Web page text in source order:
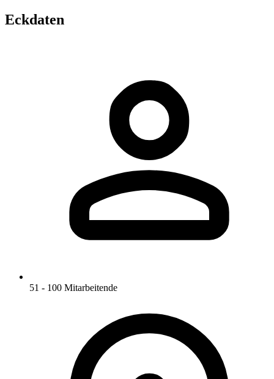
Eckdaten
51 - 100 Mitarbeitende